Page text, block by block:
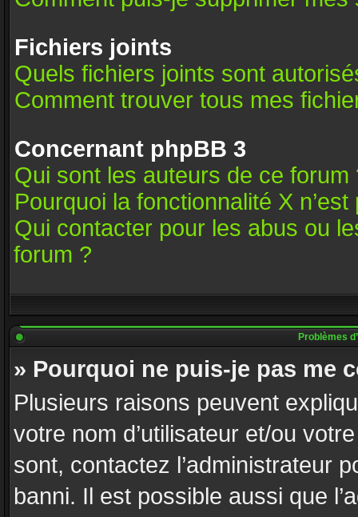
Fichiers joints
Quels fichiers joints sont
Comment trouver tous mes
Concernant phpBB 3
Qui sont les auteurs de ce forum
Pourquoi la fonctionnalité X
Qui contacter pour les abus ou
forum ?
Problèmes
» Pourquoi ne puis-je pas me
Plusieurs raisons peuvent
votre nom d’utilisateur et/ou
sont, contactez l’administrateur
banni. Il est possible aussi que